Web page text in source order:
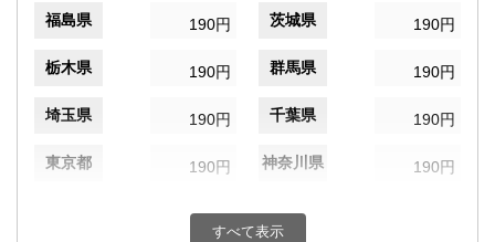
福島県 190円 茨城県 190円
栃木県 190円 群馬県 190円
埼玉県 190円 千葉県 190円
東京都 190円 神奈川県 190円
190円 富山県
すべて表示